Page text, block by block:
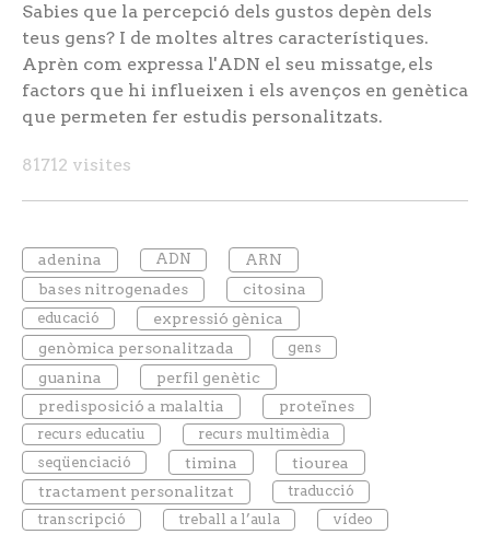
Sabies que la percepció dels gustos depèn dels
teus gens? I de moltes altres característiques.
Aprèn com expressa l'ADN el seu missatge, els
factors que hi influeixen i els avenços en genètica
que permeten fer estudis personalitzats.
81712 visites
adenina ADN
ARN
bases nitrogenades
citosina
educació
expressió gènica
genòmica personalitzada
gens
guanina
perfil genètic
predisposició a malaltia
proteïnes
recurs educatiu
recurs multimèdia
seqüenciació
timina
tiourea
tractament personalitzat
traducció
transcripció
treball a l’aula vídeo